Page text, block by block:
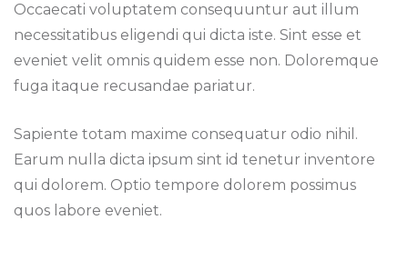
Occaecati voluptatem consequuntur aut illum
necessitatibus eligendi qui dicta iste. Sint esse et
eveniet velit omnis quidem esse non. Doloremque
fuga itaque recusandae pariatur.
Sapiente totam maxime consequatur odio nihil.
Earum nulla dicta ipsum sint id tenetur inventore
qui dolorem. Optio tempore dolorem possimus
quos labore eveniet.